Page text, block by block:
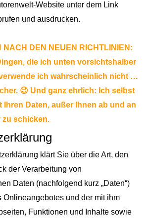
Website unter dem Link
und ausdrucken.
NACH DEN NEUEN RICHTLINIEN:
die ich unten vorsichtshalber
ich wahrscheinlich nicht …
😉 Und ganz ehrlich: Ich selbst
Ihren Daten, außer Ihnen ab und an
zu schicken.
klärt Sie über die Art, den
der Verarbeitung von
Daten (nachfolgend kurz „Daten“)
Onlineangebotes und der mit ihm
Funktionen und Inhalte sowie